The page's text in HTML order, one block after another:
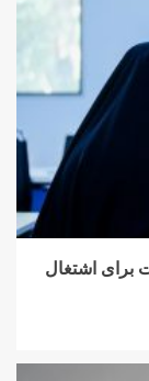
برای اشتغال